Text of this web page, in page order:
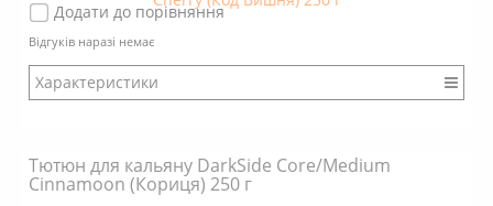
Додати до порівняння
Відгуків наразі немає
Характеристики
Смак: Насичений
Аромат: Солодкий
Тютюн для кальяну DarkSide Core/Medium
Cinnamоon (Кориця) 250 г